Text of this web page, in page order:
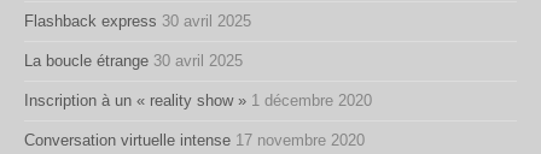
Flashback express 30 avril 2025
La boucle étrange 30 avril 2025
Inscription à un « reality show » 1 décembre 2020
Conversation virtuelle intense 17 novembre 2020